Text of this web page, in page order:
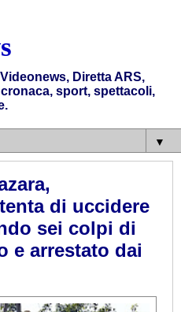
Diretta ARS,
sport, spettacoli,
▼
di uccidere
sei colpi di
e arrestato dai